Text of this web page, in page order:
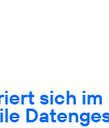
sich im